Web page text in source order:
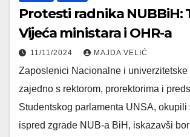
Protesti radnika NUBBiH:
Vijeća ministara i OHR-a
11/11/2024 MAJDA VELIĆ
Zaposlenici Nacionalne i univerzitetske
zajedno s rektorom, prorektorima i
Studentskog parlamenta UNSA, okupili
ispred zgrade NUB-a BiH, iskazavši